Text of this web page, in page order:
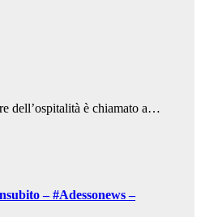
dell’ospitalità è chiamato a…
– #Adessonews –